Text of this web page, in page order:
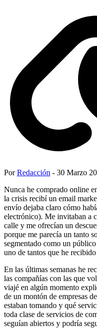
PorRedacción - 30 Marzo
Nunca he comprado online
la crisis recibí un email
envío dejaba claro cómo
electrónico). Me invitaban a
calle y me ofrecían un
porque me parecía un tanto
segmentado como un
uno de tantos que he recibido
En las últimas semanas he
las compañías con las que
viajé en algún momento
de un montón de empresas
estaban tomando y qué
toda clase de servicios de
seguían abiertos y podría